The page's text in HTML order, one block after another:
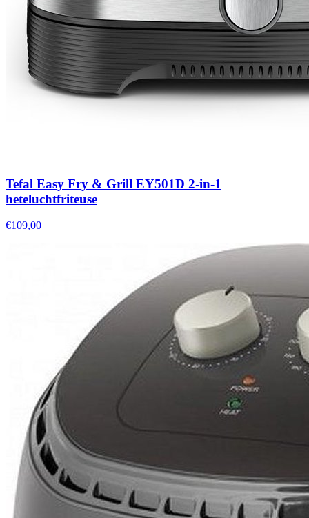
Tefal Easy Fry & Grill EY501D 2-in-1
heteluchtfriteuse
€109,00